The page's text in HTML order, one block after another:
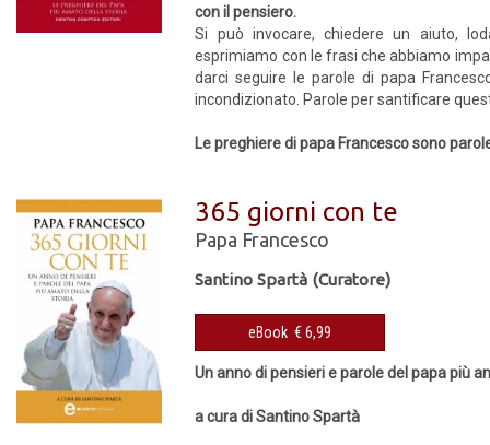
con il pensiero.
Si può invocare, chiedere un aiuto,
esprimiamo con le frasi che abbiamo
darci seguire le parole di papa
incondizionato. Parole per santificare
Le preghiere di papa Francesco sono
365 giorni con te
Papa Francesco
Santino Spartà (Curatore)
eBook € 6,99
Un anno di pensieri e parole del papa più
a cura di Santino Spartà